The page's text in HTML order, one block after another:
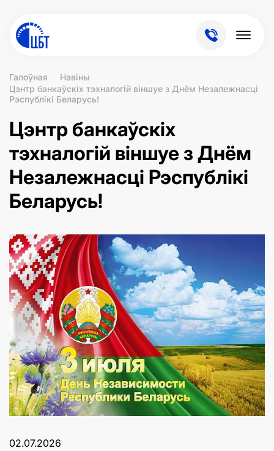
Галоўная
Навіны
Цэнтр банкаўскіх тэхналогій віншуе з Днём Незалежнасці
Рэспублікі Беларусь!
Цэнтр банкаўскіх
тэхналогій віншуе з Днём
Незалежнасці Рэспублікі
Беларусь!
02.07.2026